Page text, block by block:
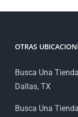
OTRAS
Busca Una
Dallas, TX
Busca Una